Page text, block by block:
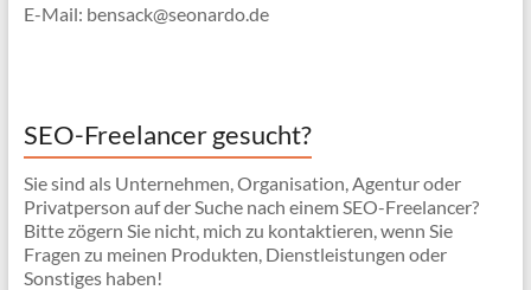
E-Mail: bensack@seonardo.de
SEO-Freelancer gesucht?
Sie sind als Unternehmen, Organisation, Agentur oder
Privatperson auf der Suche nach einem SEO-Freelancer?
Bitte zögern Sie nicht, mich zu kontaktieren, wenn Sie
Fragen zu meinen Produkten, Dienstleistungen oder
Sonstiges haben!